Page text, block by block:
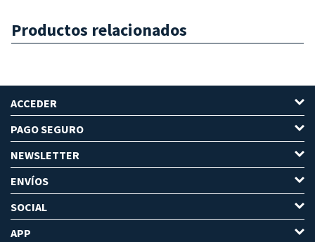
Productos relacionados
ACCEDER
PAGO SEGURO
NEWSLETTER
ENVÍOS
SOCIAL
APP